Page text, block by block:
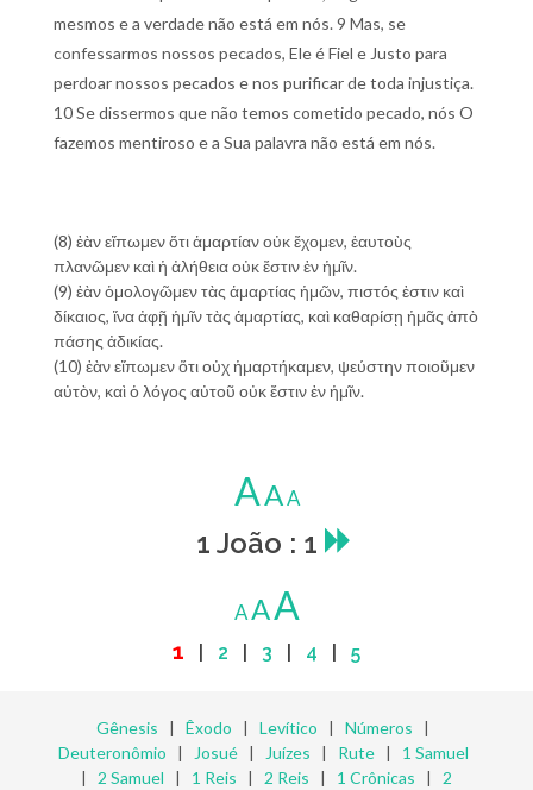
mesmos e a verdade não está em nós. 9 Mas, se
confessarmos nossos pecados, Ele é Fiel e Justo para
perdoar nossos pecados e nos purificar de toda injustiça.
10 Se dissermos que não temos cometido pecado, nós O
fazemos mentiroso e a Sua palavra não está em nós.
(8) ἐὰν εἴπωμεν ὅτι ἁμαρτίαν οὐκ ἔχομεν, ἑαυτοὺς
πλανῶμεν καὶ ἡ ἀλήθεια οὐκ ἔστιν ἐν ἡμῖν.
(9) ἐὰν ὁμολογῶμεν τὰς ἁμαρτίας ἡμῶν, πιστός ἐστιν καὶ
δίκαιος, ἵνα ἀφῇ ἡμῖν τὰς ἁμαρτίας, καὶ καθαρίσῃ ἡμᾶς ἀπὸ
πάσης ἀδικίας.
(10) ἐὰν εἴπωμεν ὅτι οὐχ ἡμαρτήκαμεν, ψεύστην ποιοῦμεν
αὐτὸν, καὶ ὁ λόγος αὐτοῦ οὐκ ἔστιν ἐν ἡμῖν.
AAA
1 João : 1
AAA
1 2 3 4 5
Gênesis | Êxodo | Levítico | Números |
Deuteronômio | Josué| Juízes | Rute| 1 Samuel
| 2 Samuel | 1 Reis | 2 Reis | 1 Crônicas | 2